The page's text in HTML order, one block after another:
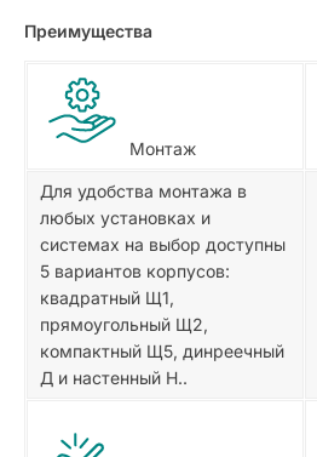
Преимущества
Монтаж
Для удобства монтажа в
любых установках и
системах на выбор доступны
5 вариантов корпусов:
квадратный Щ1,
прямоугольный Щ2,
компактный Щ5, динреечный
Д и настенный Н..